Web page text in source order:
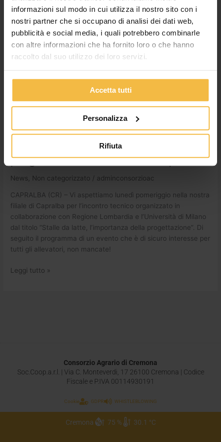
informazioni sul modo in cui utilizza il nostro sito con i
nostri partner che si occupano di analisi dei dati web,
pubblicità e social media, i quali potrebbero combinarle
con altre informazioni che ha fornito loro o che hanno
raccolto dal suo utilizzo dei loro servizi.
Accetta tutti
Personalizza
Rifiuta
Stalle da latte – L’importanza della
progettazione: incontro a Capralba
News Non categorizzato / adminconsorzioac
CAPRALBA (CR) – Vi aspettiamo lunedì pomeriggio nella nostra
filiale di Capralba per l’incontro tecnico organizzato in
collaborazione con Regione Lombardia e l’Università di Milano
dal titolo “Stalle da latte, l’importanza della progettazione”. Di
seguito il programma di un evento che è di sicuro interesse per
tutti gli allevatori, non mancate!
da
latte
–
L’importanza
della
progettazione:
a
Leggi tutto »
Consorzio Agrario di Cremona
Soc.Coop.a.r.l. | Via C. Monteverdi, 17 26100 Cremona | Codice
Fiscale e P.IVA 00114930191
Cookie GDPR WHISTLEBLOWING
Cremona 75 % 30.1 °C